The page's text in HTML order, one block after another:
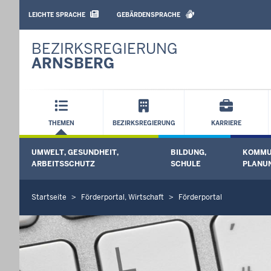
SPRACHEN
LEICHTE SPRACHE GEBÄRDENSPRACHE
BEZIRKSREGIERUNG
ARNSBERG
Hauptmenü
THEMEN BEZIRKSREGIERUNG KARRIERE
UMWELT, GESUNDHEIT,
ARBEITSSCHUTZ
Untermenü öffnen
BILDUNG,
SCHULE
S
i
e
b
Startseite Förderportal, Wirtschaft Förderportal